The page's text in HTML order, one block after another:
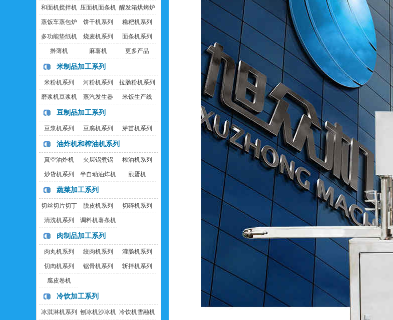
和面机搅拌机 压面机面条机 醒发箱烘烤炉
蒸饭车蒸包炉 饼干机系列 糍粑机系列
多功能垫纸机 烧麦机系列 面条机系列
擀薄机 麻薯机 更多产品
米制品加工系列
米粉机系列 河粉机系列 拉肠粉机系列
磨浆机豆浆机 蒸汽发生器 米饭生产线
豆制品加工系列
豆浆机系列 豆腐机系列 芽苗机系列
油炸机和榨油机系列
真空油炸机 夹层锅煮锅 榨油机系列
炒货机系列 半自动油炸机 煎蛋机
蔬菜加工系列
切丝切片切丁
机
脱皮机系列 切碎机系列
清洗机系列 调料机薯条机
肉制品加工系列
肉丸机系列 绞肉机系列 灌肠机系列
切肉机系列 锯骨机系列 斩拌机系列
腐皮卷机
冷饮加工系列
冰淇淋机系列 刨冰机沙冰机 冷饮机雪融机